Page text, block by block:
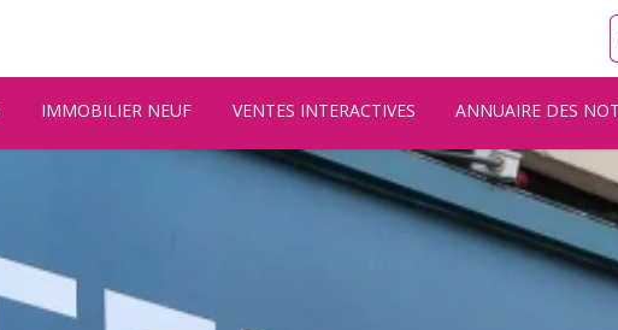
IMMOBILIER NEUF VENTES INTERACTIVES ANNUAIRE DES